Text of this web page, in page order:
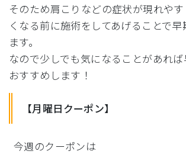
そのため肩こりなどの症状が現れや
くなる前に施術をしてあげることで
ます。
なので少しでも気になることがあれ
おすすめします！
【月曜日クーポン】
今週のクーポンは